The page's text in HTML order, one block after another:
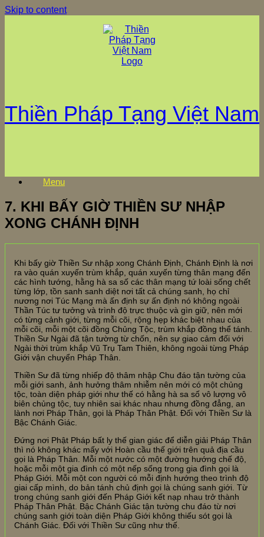
Skip to content
Thiền Pháp Tạng Việt Nam
Menu
7. KHI BẤY GIỜ THIỀN SƯ NHẬP
XONG CHÁNH ĐỊNH
Khi bấy giờ Thiền Sư nhập xong Chánh Định, Chánh Định là nơi
ra vào quán xuyến trùm khắp, quán xuyến từng thân mạng đến
các hình tướng, hằng hà sa số các thân mạng tứ loài sống chết
từng lớp, tồn sanh sanh diệt nơi tất cả chúng sanh, họ chỉ
nương nơi Túc Mạng mà ấn định sự ấn định nó không ngoài
Thần Túc tư tưởng và trình độ trực thuộc và gìn giữ, nên mới
có từng cảnh giới, từng mỗi cõi, rộng hẹp khác biệt nhau của
mỗi cõi, mỗi một cõi đồng Chủng Tộc, trùm khắp đồng thể tánh.
Thiền Sư Ngài đã tận tường từ chốn, nên sự giao cảm đối với
Ngài thời trùm khắp Vũ Trụ Tam Thiên, không ngoài từng Pháp
Giới vận chuyển Pháp Thân.
Thiền Sư đã từng nhiếp độ thâm nhập Chu đáo tận tường của
mỗi giới sanh, ảnh hưởng thâm nhiễm nên mới có một chủng
tộc, toàn diện pháp giới như thế có hằng hà sa số vô lượng vô
biên chủng tộc, tuy nhiên sai khác nhau nhưng đồng đẳng, an
lành nơi Pháp Thân, gọi là Pháp Thân Phật. Đối với Thiền Sư là
Bậc Chánh Giác.
Đứng nơi Phật Pháp bất ly thế gian giác để diễn giải Pháp Thân
thì nó không khác mấy với Hoàn cầu thế giới trên quả địa cầu
gọi là Pháp Thân. Mỗi một nước có một đường hướng chế độ,
hoặc mỗi một gia đình có một nếp sống trong gia đình gọi là
Pháp Giới. Mỗi một con người có mỗi định hướng theo trình độ
giai cấp mình, do bản tánh chủ định gọi là chúng sanh giới. Từ
trong chúng sanh giới đến Pháp Giới kết nạp nhau trở thành
Pháp Thân Phật. Bậc Chánh Giác tận tường chu đáo từ nơi
chúng sanh giới toàn diện Pháp Giới không thiếu sót gọi là
Chánh Giác. Đối với Thiền Sư cũng như thế.